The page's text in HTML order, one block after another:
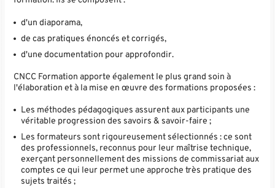
d'un diaporama,
de cas pratiques énoncés et corrigés,
d'une documentation pour approfondir.
CNCC Formation apporte également le plus grand soin à
l'élaboration et à la mise en œuvre des formations proposées :
Les méthodes pédagogiques assurent aux participants une
véritable progression des savoirs & savoir-faire ;
Les formateurs sont rigoureusement sélectionnés : ce sont
des professionnels, reconnus pour leur maîtrise technique,
exerçant personnellement des missions de commissariat aux
comptes ce qui leur permet une approche très pratique des
sujets traités ;